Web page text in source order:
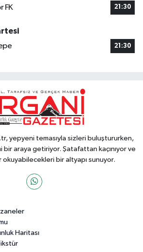
FK 21:30
21:30
yepyeni temasıyla sizleri buluştururken,
bir araya getiriyor. Şatafattan kaçınıyor ve
okuyabilecekleri bir altyapı sunuyor.
Haritası